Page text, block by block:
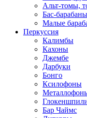
Альт-томы,
Бас-барабаны
Малые
Перкуссия
Калимбы
Кахоны
Джембе
Дарбуки
Бонго
Ксилофоны
Бар Чаймс